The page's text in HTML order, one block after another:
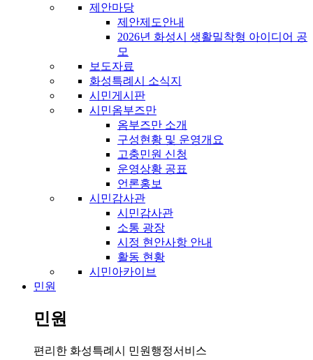
제안마당
제안제도안내
2026년 화성시 생활밀착형 아이디어 공
모
보도자료
화성특례시 소식지
시민게시판
시민옴부즈만
옴부즈만 소개
구성현황 및 운영개요
고충민원 신청
운영상황 공표
언론홍보
시민감사관
시민감사관
소통 광장
시정 현안사항 안내
활동 현황
시민아카이브
민원
민원
편리한 화성특례시 민원행정서비스